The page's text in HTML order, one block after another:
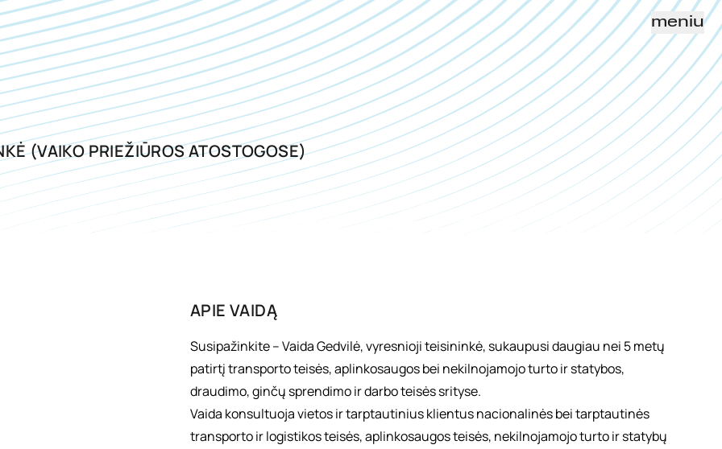
meniu
(VAIKO PRIEŽIŪROS ATOSTOGOSE)
APIE VAIDĄ
Susipažinkite – Vaida Gedvilė, vyresnioji teisininkė, sukaupusi daugiau nei 5 metų
patirtį transporto teisės, aplinkosaugos bei nekilnojamojo turto ir statybos,
draudimo, ginčų sprendimo ir darbo teisės srityse.
Vaida konsultuoja vietos ir tarptautinius klientus nacionalinės bei tarptautinės
transporto ir logistikos teisės, aplinkosaugos teisės, nekilnojamojo turto ir statybų